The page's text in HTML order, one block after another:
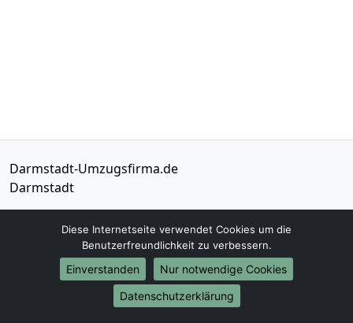
Darmstadt-Umzugsfirma.de
Darmstadt
01579-2632782
info@darmstadt-umzugsfirma.de
Öffnungszeiten:Mo - Sa: 07:30 - 20:00 Uhr
Diese Internetseite verwendet Cookies um die
Benutzerfreundlichkeit zu verbessern.
Einverstanden
Nur notwendige Cookies
Datenschutzerklärung